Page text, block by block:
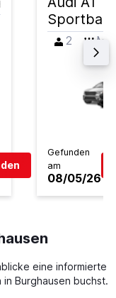
2 M
Gefunden
am
08/05/26
eine informierte
Burghausen buchst.